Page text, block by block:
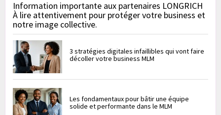
Information importante aux partenaires LONGRICH
À lire attentivement pour protéger votre business et
notre image collective.
3 stratégies digitales infaillibles qui vont faire
décoller votre business MLM
Les fondamentaux pour bâtir une équipe
solide et performante dans le MLM